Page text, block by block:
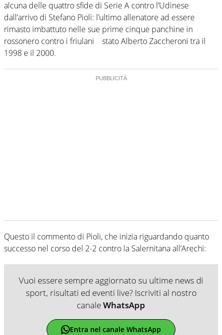
alcuna delle quattro sfide di Serie A contro l’Udinese
dall’arrivo di Stefano Pioli: l’ultimo allenatore ad essere
rimasto imbattuto nelle sue prime cinque panchine in
rossonero contro i friulani stato Alberto Zaccheroni tra il
1998 e il 2000.
Questo il commento di Pioli, che inizia riguardando quanto
successo nel corso del 2-2 contro la Salernitana all’Arechi:
Vuoi essere sempre aggiornato su ultime news di
sport, risultati ed eventi live? Iscriviti al nostro
canaleWhatsApp
Entra nel canale WhatsApp